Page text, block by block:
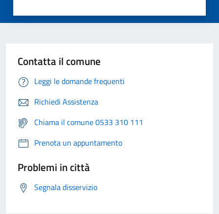
Contatta il comune
Leggi le domande frequenti
Richiedi Assistenza
Chiama il comune 0533 310 111
Prenota un appuntamento
Problemi in città
Segnala disservizio